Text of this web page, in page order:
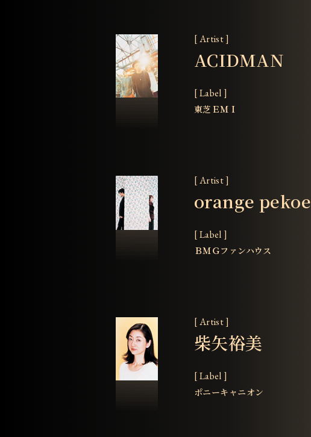
[ Artist ]
ACIDMAN
[ Label ]
東芝ＥＭＩ
[ Artist ]
orange pekoe
[ Label ]
ＢＭＧファンハウス
[ Artist ]
柴矢裕美
[ Label ]
ポニーキャニオン